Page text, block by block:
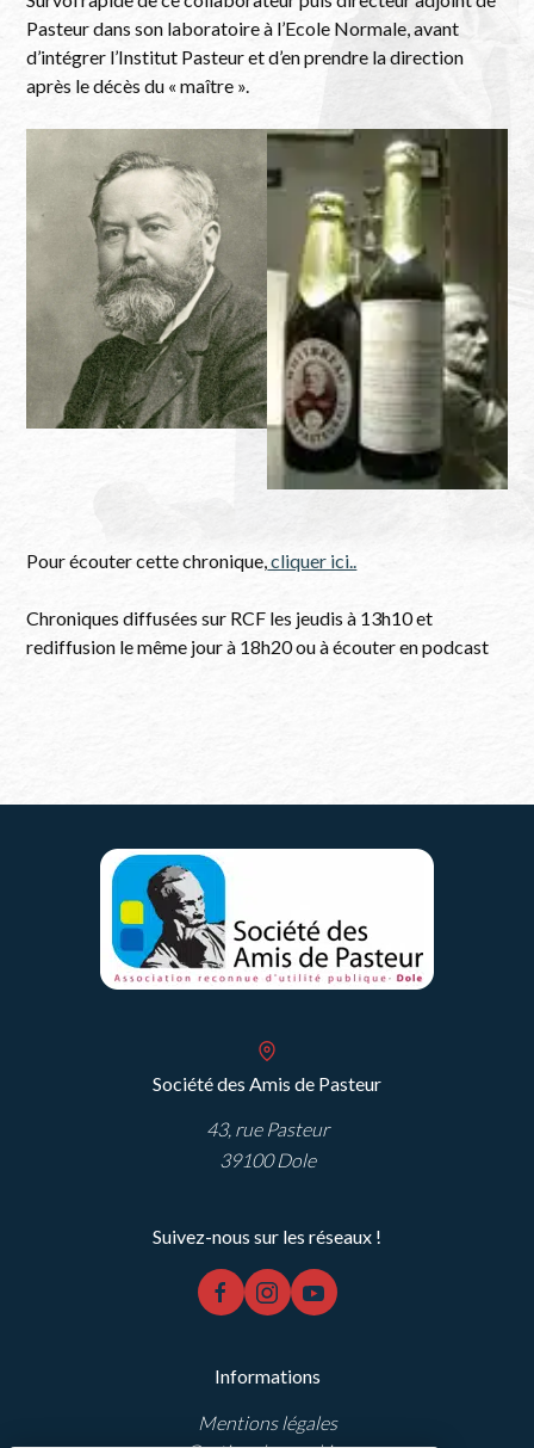
Pasteur dans son laboratoire à l’Ecole Normale, avant
d’intégrer l’Institut Pasteur et d’en prendre la direction
après le décès du « maître ».
Pour écouter cette chronique,cliquer ici..
Chroniques diffusées sur RCF les jeudis à 13h10 et
rediffusion le même jour à 18h20 ou à écouter en podcast
Société des Amis de Pasteur
43, rue Pasteur
39100 Dole
Suivez-nous sur les réseaux !
facebook
instagramyoutube
Informations
Mentions légales